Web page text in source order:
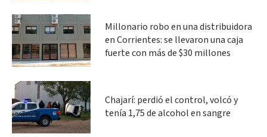
Millonario robo en una distribuidora
en Corrientes: se llevaron una caja
fuerte con más de $30 millones
Chajarí: perdió el control, volcó y
tenía 1,75 de alcohol en sangre